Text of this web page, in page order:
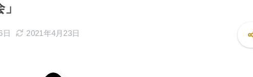
日 2021年4月23日